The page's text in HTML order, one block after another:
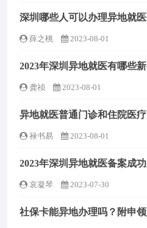
深圳哪些人可以办理异地就
薛之桃 2023-08-01
龚祯 2023-08-01
异地就医普通门诊和住院医
禄书易 2023-08-01
2023年深圳异地就医备案成
哀凝琴 2023-07-30
社保卡能异地办理吗？附申领